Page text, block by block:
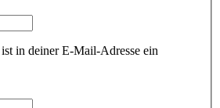
in deiner E-Mail-Adresse ein